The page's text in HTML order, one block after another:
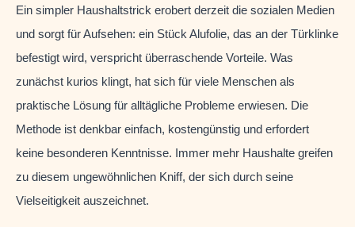
Ein simpler Haushaltstrick erobert derzeit die sozialen Medien
und sorgt für Aufsehen: ein Stück Alufolie, das an der Türklinke
befestigt wird, verspricht überraschende Vorteile. Was
zunächst kurios klingt, hat sich für viele Menschen als
praktische Lösung für alltägliche Probleme erwiesen. Die
Methode ist denkbar einfach, kostengünstig und erfordert
keine besonderen Kenntnisse. Immer mehr Haushalte greifen
zu diesem ungewöhnlichen Kniff, der sich durch seine
Vielseitigkeit auszeichnet.